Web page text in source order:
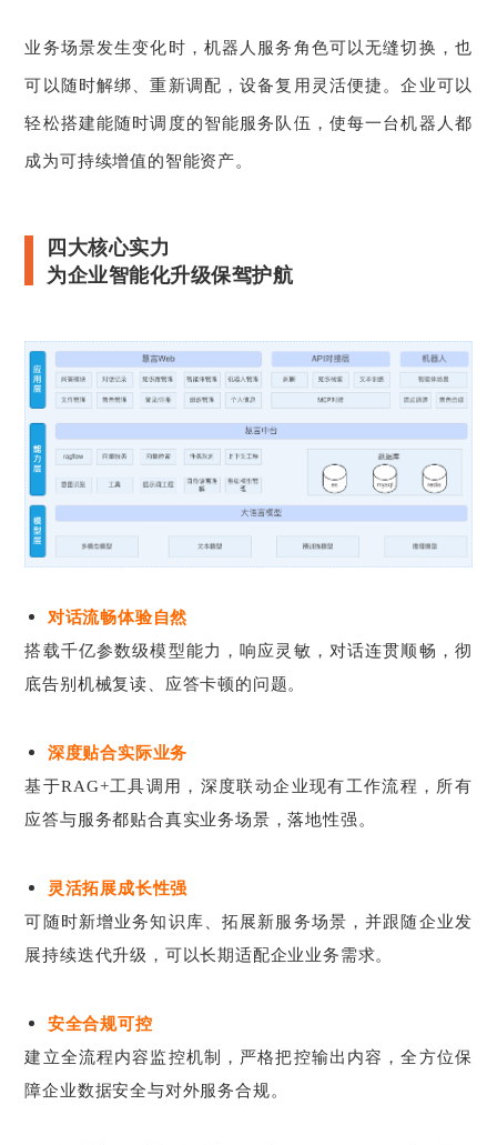
业务场景发生变化时，机器人服务角色可以无缝切换，也
可以随时解绑、重新调配，设备复用灵活便捷。企业可以
轻松搭建能随时调度的智能服务队伍，使每一台机器人都
成为可持续增值的智能资产。
四大核心实力
为企业智能化升级保驾护航
对话流畅体验自然
搭载千亿参数级模型能力，响应灵敏，对话连贯顺畅，彻
底告别机械复读、应答卡顿的问题。
深度贴合实际业务
基于RAG+工具调用，深度联动企业现有工作流程，所有
应答与服务都贴合真实业务场景，落地性强。
灵活拓展成长性强
可随时新增业务知识库、拓展新服务场景，并跟随企业发
展持续迭代升级，可以长期适配企业业务需求。
安全合规可控
建立全流程内容监控机制，严格把控输出内容，全方位保
障企业数据安全与对外服务合规。